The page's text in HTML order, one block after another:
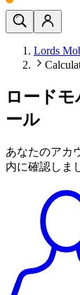
Lords
ロード
ール
あなたのアカ
内に確認しま